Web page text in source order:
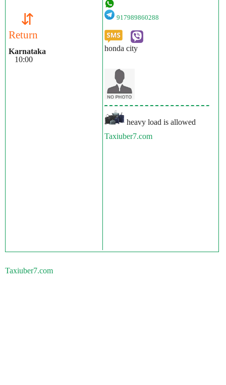
⇵
Return
Karnataka
10:00
917989860288
honda city
heavy load is allowed
Taxiuber7.com
Taxiuber7.com